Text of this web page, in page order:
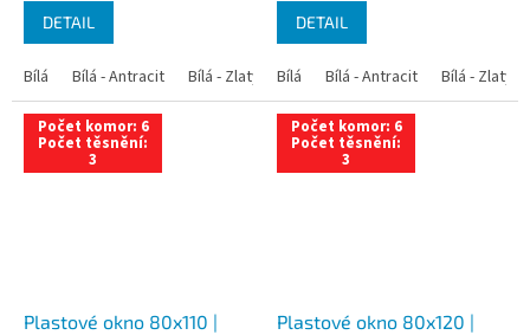
DETAIL
Bílá Bílá - Antracit Bílá - Zlatý dub Bílá - Tmavý dub Bílá -
DETAIL
Bílá Bílá - Antracit Bílá - Zlatý
Počet komor: 6
Počet těsnění:
3
Plastové okno 80x110 |
Počet komor: 6
Počet těsnění:
3
Plastové okno 80x120 |